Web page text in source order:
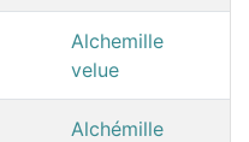
Alchemille
velue
Alchémille